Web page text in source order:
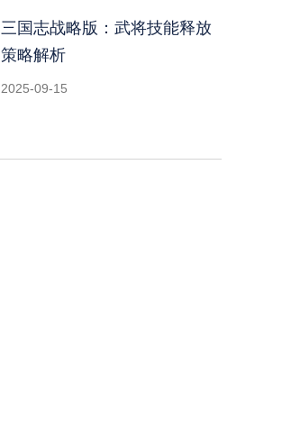
三国志战略版：武将技能释放
策略解析
2025-09-15